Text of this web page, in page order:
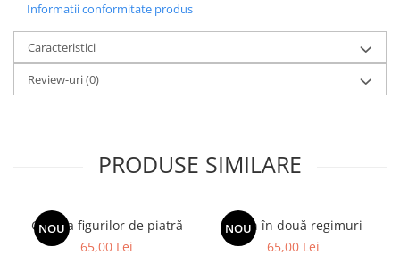
Informatii conformitate produs
Caracteristici
Review-uri(0)
PRODUSE SIMILARE
NOU
Galeria figurilor de piatră
65,00 Lei
NOU
Spion în două regimuri
65,00 Lei